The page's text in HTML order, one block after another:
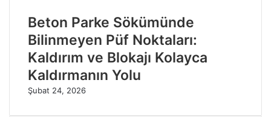
Beton Parke Sökümünde
Bilinmeyen Püf Noktaları:
Kaldırım ve Blokajı Kolayca
Kaldırmanın Yolu
Şubat 24, 2026